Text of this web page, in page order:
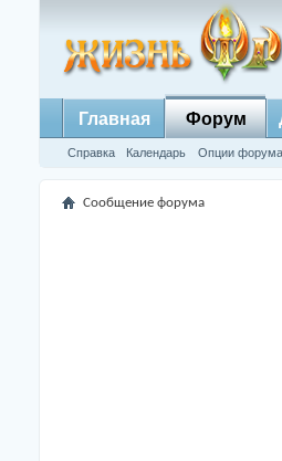
Главная Форум
Справка Календарь Опции форума
Сообщение форума